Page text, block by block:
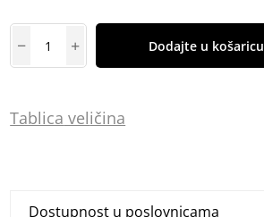
Dodajte u košaricu
Tablica veličina
Dostupnost u poslovnicama